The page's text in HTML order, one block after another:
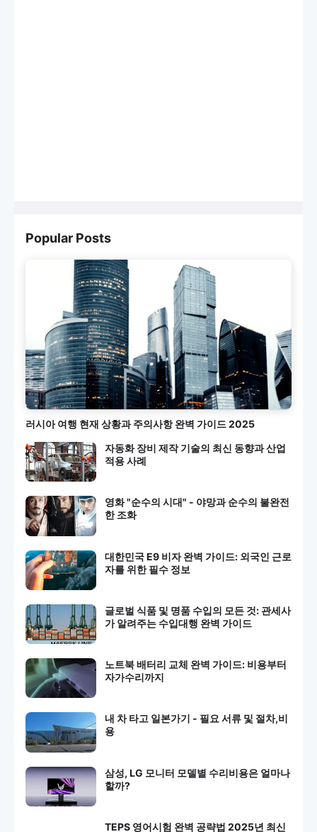
Popular Posts
러시아 여행 현재 상황과 주의사항 완벽 가이드 2025
자동화 장비 제작 기술의 최신 동향과 산업
적용 사례
영화 "순수의 시대" - 야망과 순수의 불완전
한 조화
대한민국 E9 비자 완벽 가이드: 외국인 근로
자를 위한 필수 정보
글로벌 식품 및 명품 수입의 모든 것: 관세사
가 알려주는 수입대행 완벽 가이드
노트북 배터리 교체 완벽 가이드: 비용부터
자가수리까지
내 차 타고 일본가기 - 필요 서류 및 절차,비
용
삼성, LG 모니터 모델별 수리비용은 얼마나
할까?
TEPS 영어시험 완벽 공략법 2025년 최신